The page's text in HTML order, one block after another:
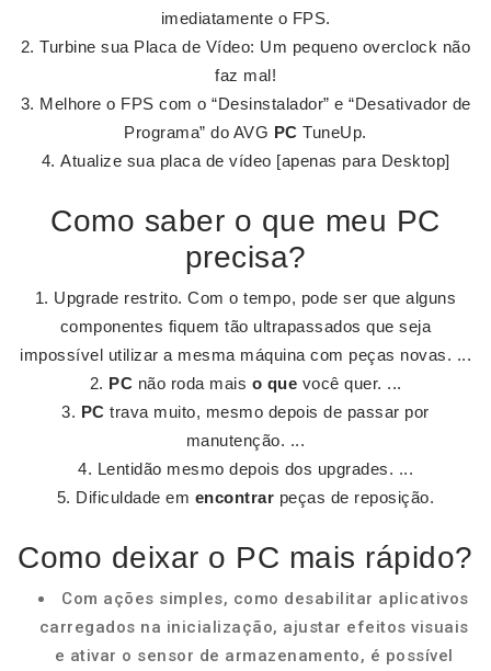
imediatamente o FPS.
Turbine sua Placa de Vídeo: Um pequeno overclock não
faz mal!
Melhore o FPS com o “Desinstalador” e “Desativador de
Programa” do AVG PC TuneUp.
Atualize sua placa de vídeo [apenas para Desktop]
Como saber o que meu PC
precisa?
Upgrade restrito. Com o tempo, pode ser que alguns
componentes fiquem tão ultrapassados que seja
impossível utilizar a mesma máquina com peças novas. ...
PC não roda mais o que você quer. ...
PC trava muito, mesmo depois de passar por
manutenção. ...
Lentidão mesmo depois dos upgrades. ...
Dificuldade em encontrar peças de reposição.
Como deixar o PC mais rápido?
Com ações simples, como desabilitar aplicativos
carregados na inicialização, ajustar efeitos visuais
e ativar o sensor de armazenamento, é possível